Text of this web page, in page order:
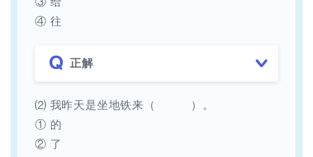
④ 往
正解
⑵ 我昨天是坐地铁来（ ）。
① 的
② 了